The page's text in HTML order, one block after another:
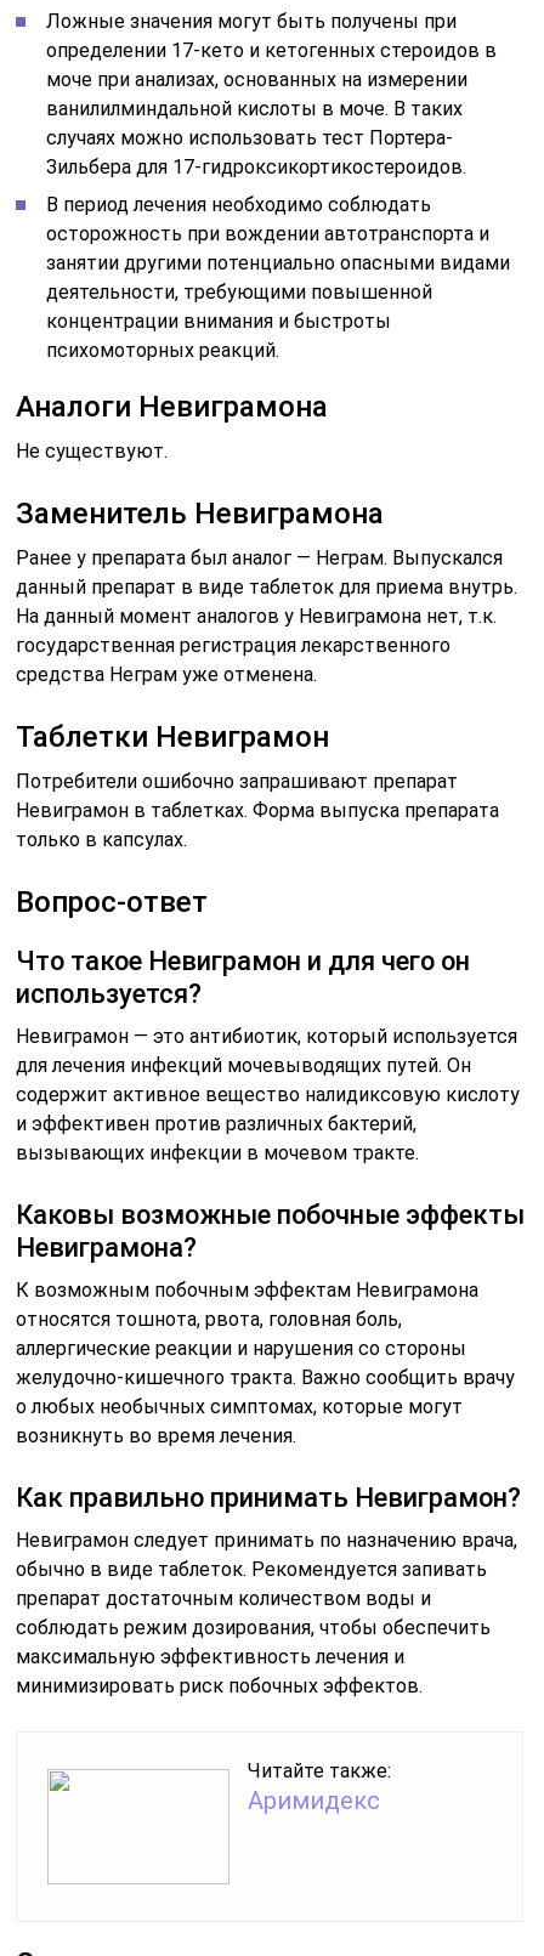
Ложные значения могут быть получены при
определении 17-кето и кетогенных стероидов в
моче при анализах, основанных на измерении
ванилилминдальной кислоты в моче. В таких
случаях можно использовать тест Портера-
Зильбера для 17-гидроксикортикостероидов.
В период лечения необходимо соблюдать
осторожность при вождении автотранспорта и
занятии другими потенциально опасными видами
деятельности, требующими повышенной
концентрации внимания и быстроты
психомоторных реакций.
Аналоги Невиграмона
Не существуют.
Заменитель Невиграмона
Ранее у препарата был аналог — Неграм. Выпускался
данный препарат в виде таблеток для приема внутрь.
На данный момент аналогов у Невиграмона нет, т.к.
государственная регистрация лекарственного
средства Неграм уже отменена.
Таблетки Невиграмон
Потребители ошибочно запрашивают препарат
Невиграмон в таблетках. Форма выпуска препарата
только в капсулах.
Вопрос-ответ
Что такое Невиграмон и для чего он
используется?
Невиграмон — это антибиотик, который используется
для лечения инфекций мочевыводящих путей. Он
содержит активное вещество налидиксовую кислоту
и эффективен против различных бактерий,
вызывающих инфекции в мочевом тракте.
Каковы возможные побочные эффекты
Невиграмона?
К возможным побочным эффектам Невиграмона
относятся тошнота, рвота, головная боль,
аллергические реакции и нарушения со стороны
желудочно-кишечного тракта. Важно сообщить врачу
о любых необычных симптомах, которые могут
возникнуть во время лечения.
Как правильно принимать Невиграмон?
Невиграмон следует принимать по назначению врача,
обычно в виде таблеток. Рекомендуется запивать
препарат достаточным количеством воды и
соблюдать режим дозирования, чтобы обеспечить
максимальную эффективность лечения и
минимизировать риск побочных эффектов.
Читайте также:
Аримидекс